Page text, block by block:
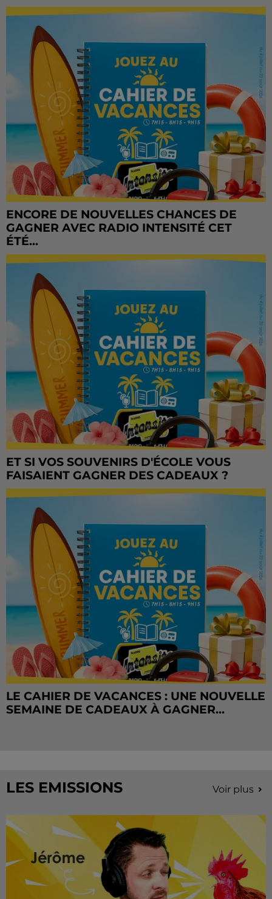
ENCORE DE NOUVELLES CHANCES DE
GAGNER AVEC RADIO INTENSITÉ CET
ÉTÉ...
ET SI VOS SOUVENIRS D'ÉCOLE VOUS
FAISAIENT GAGNER DES CADEAUX ?
LE CAHIER DE VACANCES : UNE NOUVELLE
SEMAINE DE CADEAUX À GAGNER...
LES EMISSIONS Voir plus